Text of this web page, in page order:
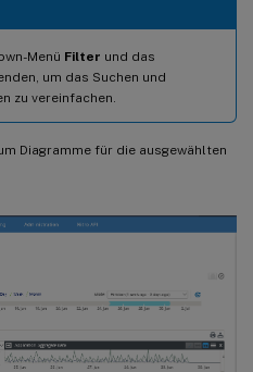
Menü Filter und das
um das Suchen und
zu vereinfachen.
um Diagramme für die ausgewählten